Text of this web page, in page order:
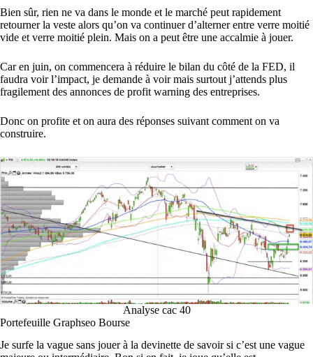
Bien sûr, rien ne va dans le monde et le marché peut rapidement
retourner la veste alors qu’on va continuer d’alterner entre verre moitié
vide et verre moitié plein. Mais on a peut être une accalmie à jouer.
Car en juin, on commencera à réduire le bilan du côté de la FED, il
faudra voir l’impact, je demande à voir mais surtout j’attends plus
fragilement des annonces de profit warning des entreprises.
Donc on profite et on aura des réponses suivant comment on va
construire.
Analyse cac 40
Portefeuille Graphseo Bourse
Je surfe la vague sans jouer à la devinette de savoir si c’est une vague